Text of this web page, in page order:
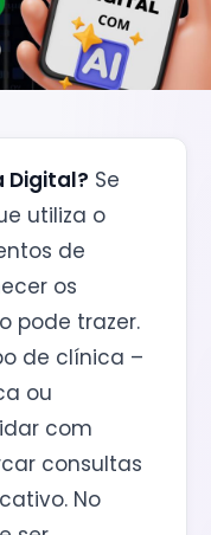
Digital? Se
utiliza o
de
os
pode trazer.
de clínica –
ou
com
consultas
No